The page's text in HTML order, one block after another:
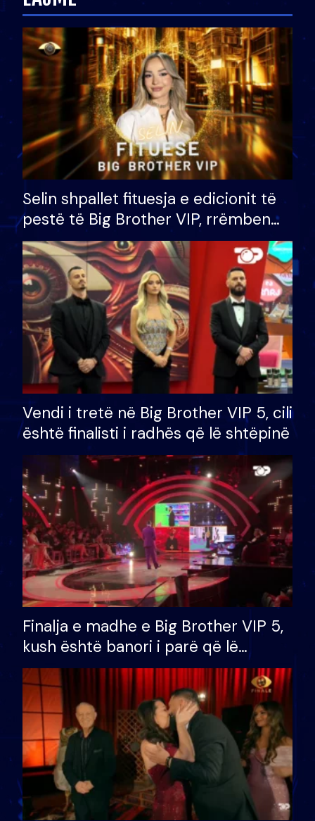
Selin shpallet fituesja e edicionit të
pestë të Big Brother VIP, rrëmben
çmimin e madh prej 100 mijë eurosh
Vendi i tretë në Big Brother VIP 5, cili
është finalisti i radhës që lë shtëpinë
Finalja e madhe e Big Brother VIP 5,
kush është banori i parë që lë
shtëpinë dhe humb mundësinë për
të fituar çmimin e madh